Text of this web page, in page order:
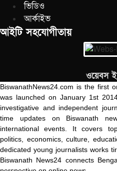
ভিডিও
আর্কাইভ
আইটি সহযোগীতায়
ওয়েবস
BiswanathNews24.com is the first
was launched on January 1st
investigative and independent
time updates on Biswanath
international events. It covers
politics, economics, culture,
dedicated young journalists works
Biswanath News24 connects